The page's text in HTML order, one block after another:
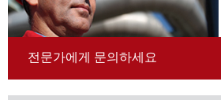
전문가에게 문의하세요